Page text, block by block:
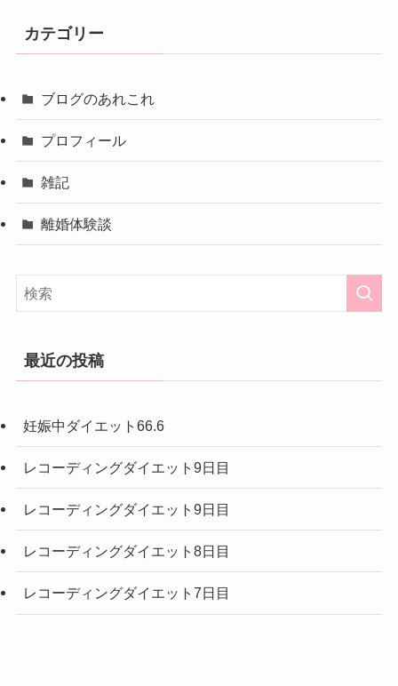
カテゴリー
ブログのあれこれ
プロフィール
雑記
離婚体験談
最近の投稿
妊娠中ダイエット66.6
レコーディングダイエット9日目
レコーディングダイエット9日目
レコーディングダイエット8日目
レコーディングダイエット7日目